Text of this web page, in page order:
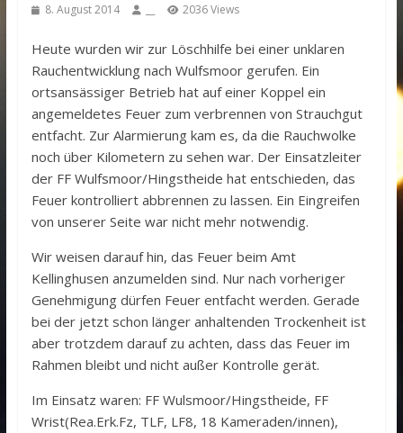
8. August 2014 2036 Views
Heute wurden wir zur Löschhilfe bei einer unklaren
Rauchentwicklung nach Wulfsmoor gerufen. Ein
ortsansässiger Betrieb hat auf einer Koppel ein
angemeldetes Feuer zum verbrennen von Strauchgut
entfacht. Zur Alarmierung kam es, da die Rauchwolke
noch über Kilometern zu sehen war. Der Einsatzleiter
der FF Wulfsmoor/Hingstheide hat entschieden, das
Feuer kontrolliert abbrennen zu lassen. Ein Eingreifen
von unserer Seite war nicht mehr notwendig.
Wir weisen darauf hin, das Feuer beim Amt
Kellinghusen anzumelden sind. Nur nach vorheriger
Genehmigung dürfen Feuer entfacht werden. Gerade
bei der jetzt schon länger anhaltenden Trockenheit ist
aber trotzdem darauf zu achten, dass das Feuer im
Rahmen bleibt und nicht außer Kontrolle gerät.
Im Einsatz waren: FF Wulsmoor/Hingstheide, FF
Wrist(Rea.Erk.Fz, TLF, LF8, 18 Kameraden/innen),